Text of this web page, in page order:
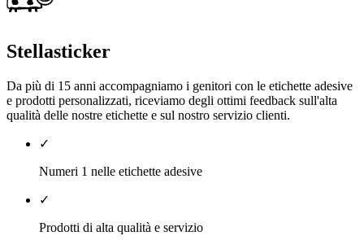
Stellasticker
Da più di 15 anni accompagniamo i genitori con le etichette adesive
e prodotti personalizzati, riceviamo degli ottimi feedback sull'alta
qualità delle nostre etichette e sul nostro servizio clienti.
✓
Numeri 1 nelle etichette adesive
✓
Prodotti di alta qualità e servizio